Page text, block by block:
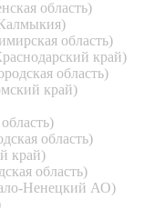
область)
область)
край)
область)
край)
область)
край)
область)
Ненецкий АО)